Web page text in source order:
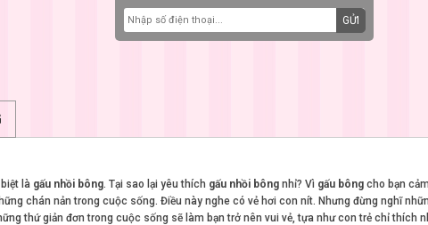
GỬI
là gấu nhồi bông. Tại sao lại yêu thích gấu nhồi bông nhỉ? Vì gấu bông cho bạn
chán nản trong cuộc sống. Điều này nghe có vẻ hơi con nít. Nhưng đừng nghĩ
thứ giản đơn trong cuộc sống sẽ làm bạn trở nên vui vẻ, tựa như con trẻ chỉ thích